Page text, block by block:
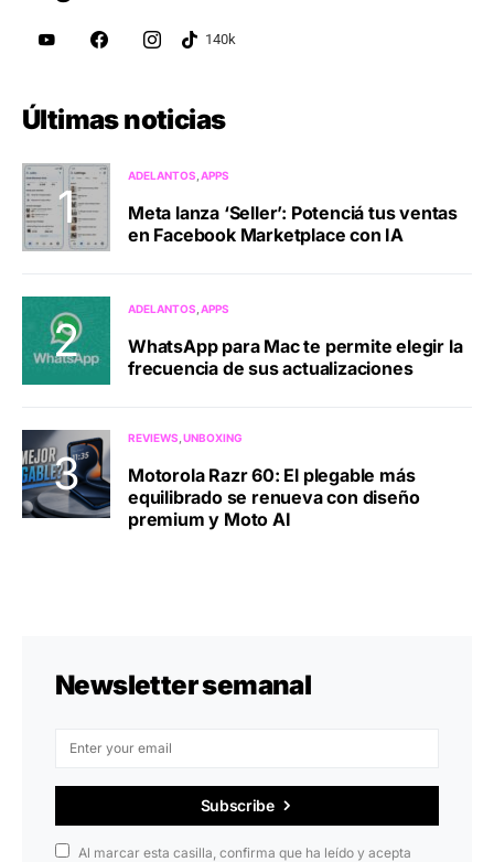
Últimas noticias
ADELANTOS APPS
Meta lanza ‘Seller’: Potenciá tus ventas
en Facebook Marketplace con IA
ADELANTOS APPS
WhatsApp para Mac te permite elegir la
frecuencia de sus actualizaciones
REVIEWS UNBOXING
Motorola Razr 60: El plegable más
equilibrado se renueva con diseño
premium y Moto AI
Newsletter semanal
Subscribe
Al marcar esta casilla, confirma que ha leído y acepta